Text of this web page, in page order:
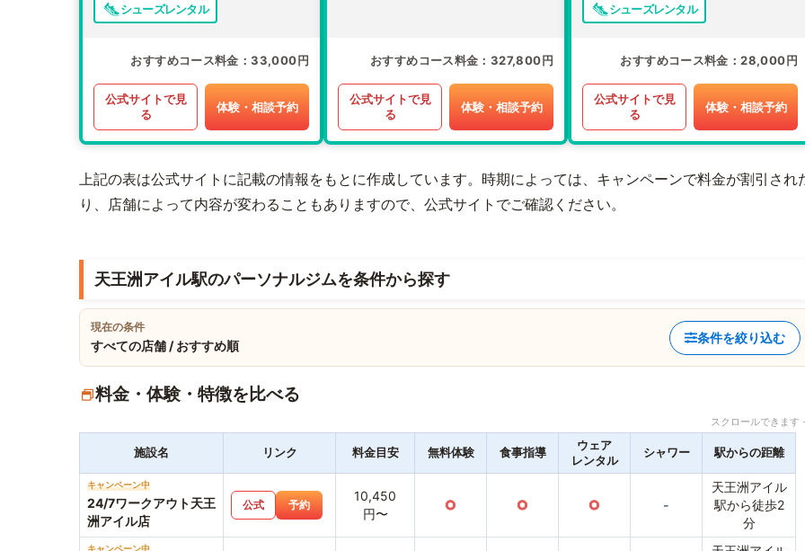
シューズレンタル
おすすめコース料金 33,000円
公式サイトで見
る
体験・相談予約
おすすめコース料金 327,800円
公式サイトで見
る
体験・相談予約
シューズレンタル
おすすめコース料金 28,000円
公式サイトで見
る
体験・相談予約
上記の表は公式サイトに記載の情報をもとに作成しています。時期によっては、キャンペーンで料金が割引され
り、店舗によって内容が変わることもありますので、公式サイトでご確認ください。
天王洲アイル駅のパーソナルジムを条件から探す
現在の条件
すべての店舗 / おすすめ順
条件を絞り込む
料金・体験・特徴を比べる
スクロールできま
施設名 リンク 料金目安 無料体験 食事指導
ウェア
レンタル
シャワー 駅からの距離
キャンペーン中
24/7ワークアウト天王
洲アイル店
公式 予約
10,450
円〜
○ ○ ○ -
天王洲アイル
駅から徒歩2
分
キャンペーン中